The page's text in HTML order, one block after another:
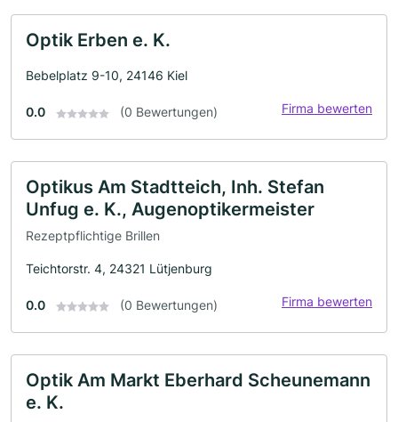
Optik Erben e. K.
Bebelplatz 9-10, 24146 Kiel
0.0 (0 Bewertungen) Firma bewerten
Optikus Am Stadtteich, Inh. Stefan
Unfug e. K., Augenoptikermeister
Rezeptpflichtige Brillen
Teichtorstr. 4, 24321 Lütjenburg
0.0 (0 Bewertungen) Firma bewerten
Optik Am Markt Eberhard Scheunemann
e. K.